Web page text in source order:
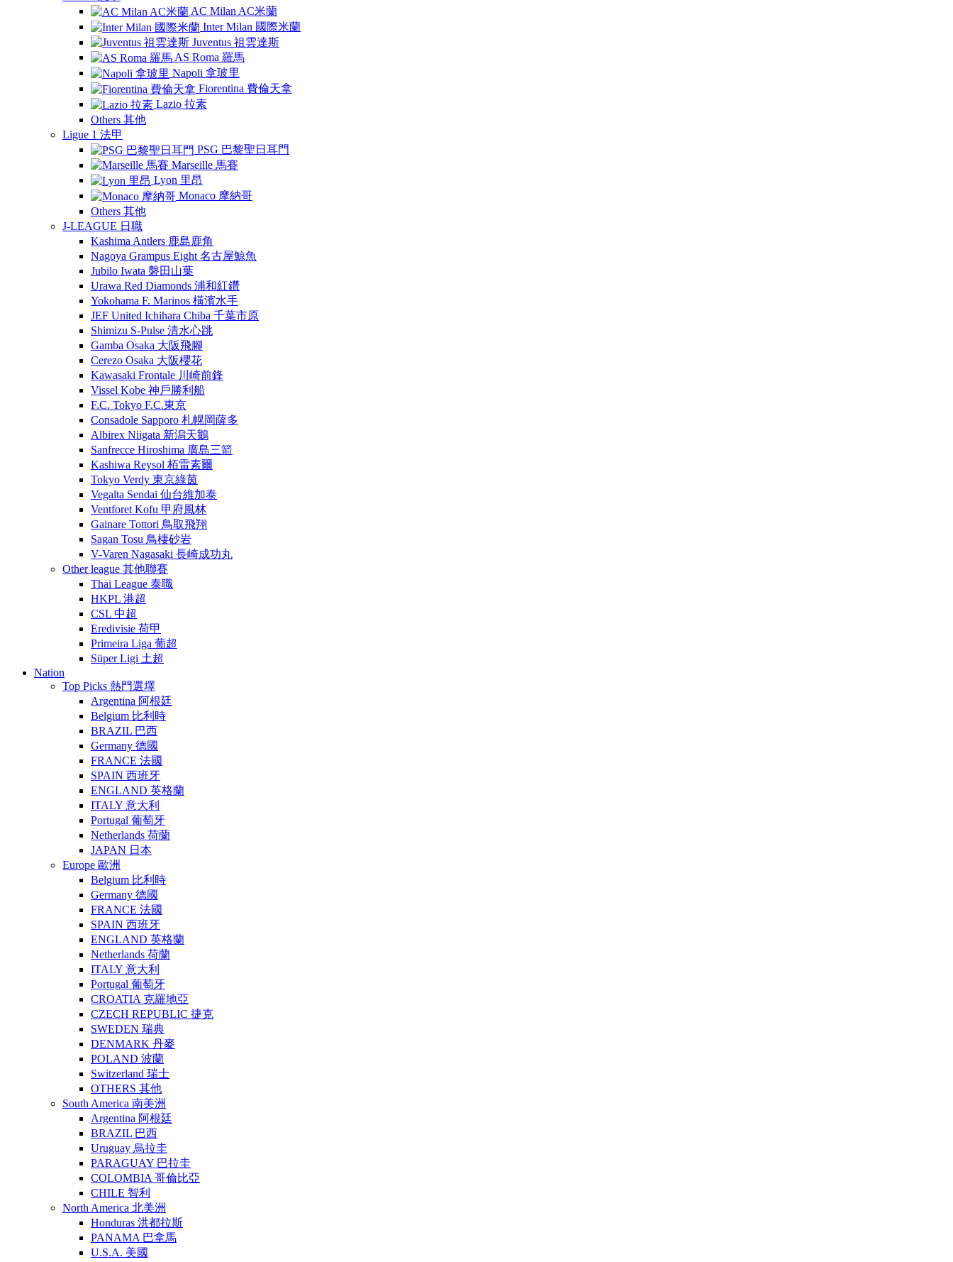
AC Milan AC米蘭
Inter Milan 國際米蘭
Juventus 祖雲達斯
AS Roma 羅馬
Napoli 拿玻里
Fiorentina 費倫天拿
Lazio 拉素
Others 其他
Ligue 1 法甲
PSG 巴黎聖日耳門
Marseille 馬賽
Lyon 里昂
Monaco 摩納哥
Others 其他
J-LEAGUE 日職
Kashima Antlers 鹿島鹿角
Nagoya Grampus Eight 名古屋鯨魚
Jubilo Iwata 磐田山葉
Urawa Red Diamonds 浦和紅鑽
Yokohama F. Marinos 橫濱水手
JEF United Ichihara Chiba 千葉市原
Shimizu S-Pulse 清水心跳
Gamba Osaka 大阪飛腳
Cerezo Osaka 大阪櫻花
Kawasaki Frontale 川崎前鋒
Vissel Kobe 神戶勝利船
F.C. Tokyo F.C.東京
Consadole Sapporo 札幌岡薩多
Albirex Niigata 新潟天鵝
Sanfrecce Hiroshima 廣島三箭
Kashiwa Reysol 栢雷素爾
Tokyo Verdy 東京綠茵
Vegalta Sendai 仙台維加泰
Ventforet Kofu 甲府風林
Gainare Tottori 鳥取飛翔
Sagan Tosu 鳥棲砂岩
V-Varen Nagasaki 長崎成功丸
Other league 其他聯賽
Thai League 泰職
HKPL 港超
CSL 中超
Eredivisie 荷甲
Primeira Liga 葡超
Süper Ligi 土超
Nation
Top Picks 熱門選墿
Argentina 阿根廷
Belgium 比利時
BRAZIL 巴西
Germany 德國
FRANCE 法國
SPAIN 西班牙
ENGLAND 英格蘭
ITALY 意大利
Portugal 葡萄牙
Netherlands 荷蘭
JAPAN 日本
Europe 歐洲
Belgium 比利時
Germany 德國
FRANCE 法國
SPAIN 西班牙
ENGLAND 英格蘭
Netherlands 荷蘭
ITALY 意大利
Portugal 葡萄牙
CROATIA 克羅地亞
CZECH REPUBLIC 捷克
SWEDEN 瑞典
DENMARK 丹麥
POLAND 波蘭
Switzerland 瑞士
OTHERS 其他
South America 南美洲
Argentina 阿根廷
BRAZIL 巴西
Uruguay 烏拉圭
PARAGUAY 巴拉圭
COLOMBIA 哥倫比亞
CHILE 智利
North America 北美洲
Honduras 洪都拉斯
PANAMA 巴拿馬
U.S.A. 美國